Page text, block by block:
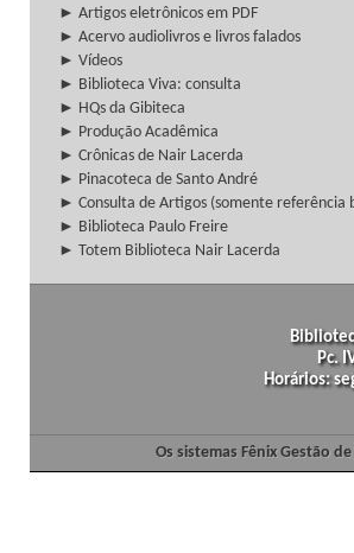
► Artigos eletrônicos em PDF
► Acervo audiolivros e livros falados
► Vídeos
► Biblioteca Viva: consulta
► HQs da Gibiteca
► Produção Acadêmica
► Crônicas de Nair Lacerda
► Pinacoteca de Santo André
► Consulta de Artigos (somente referência
► Biblioteca Paulo Freire
► Totem Biblioteca Nair Lacerda
Pc.
Horários:
Os sistemas Fênix Gestão